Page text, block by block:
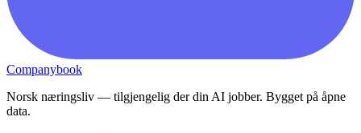
Companybook
Norsk næringsliv — tilgjengelig der din AI jobber. Bygget på åpne
data.